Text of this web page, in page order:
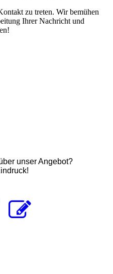
zu treten. Wir bemühen
Ihrer Nachricht und
unser Angebot?